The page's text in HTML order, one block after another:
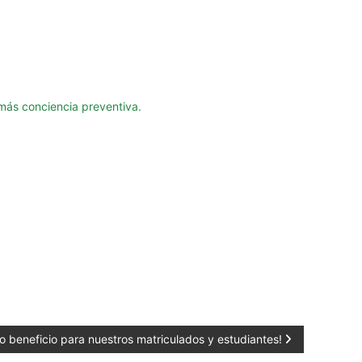
conciencia preventiva.
beneficio para nuestros matriculados y estudiantes!